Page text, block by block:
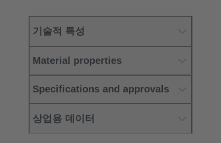
기술적 특성
Material properties
Specifications and approvals
상업용 데이터